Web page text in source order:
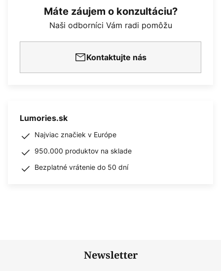
Máte záujem o konzultáciu?
Naši odborníci Vám radi pomôžu
Kontaktujte nás
Lumories.sk
Najviac značiek v Európe
950.000 produktov na sklade
Bezplatné vrátenie do 50 dní
Newsletter